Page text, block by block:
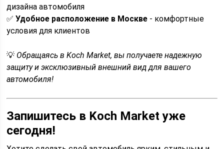
дизайна автомобиля
✅Удобное расположение в Москве - комфортные
условия для клиентов
💡 Обращаясь в Koch Market, вы получаете надежную
защиту и эксклюзивный внешний вид для вашего
автомобиля!
Запишитесь в Koch Market уже
сегодня!